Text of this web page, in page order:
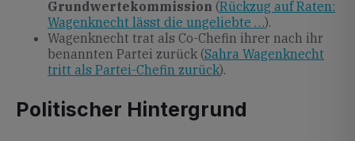
Grundwertekommission (Rückzug auf Raten:
Wagenknecht lässt die ungeliebte …).
Wagenknecht trat als Co-Chefin ihrer nach ihr
benannten Partei zurück (Sahra Wagenknecht
tritt als Partei-Chefin zurück).
Politischer Hintergrund